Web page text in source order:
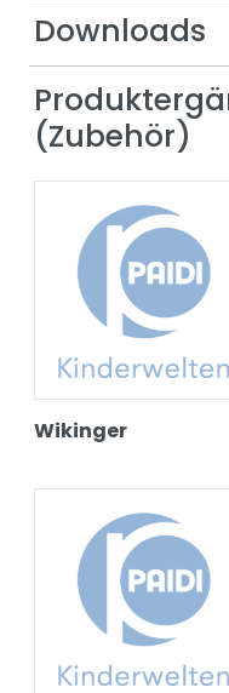
Downloads
(Zubehör)
Wikinger